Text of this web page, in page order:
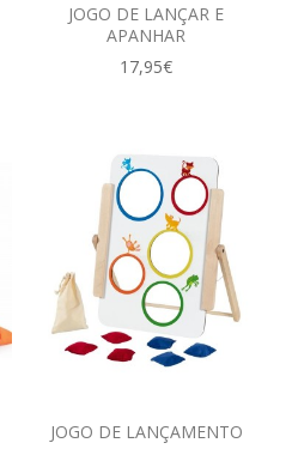
JOGO DE LANÇAR E
APANHAR
17,95€
JOGO DE LANÇAMENTO